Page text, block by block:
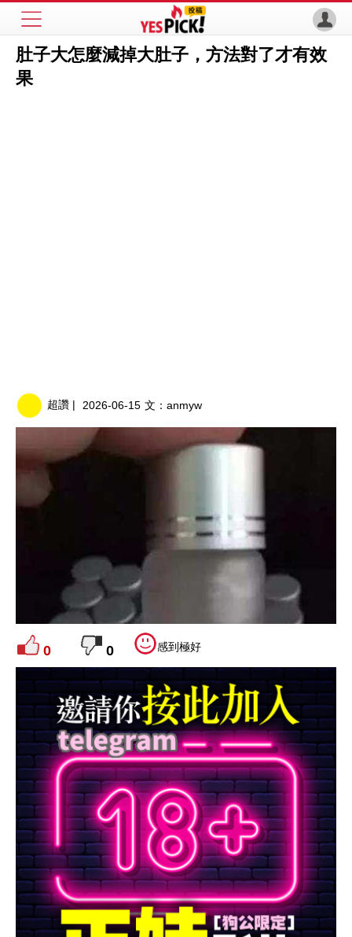
肚子大怎麼減掉大肚子，方法對了才有效
果
超讚 | 2026-06-15 文： anmyw
0 0 感到極好